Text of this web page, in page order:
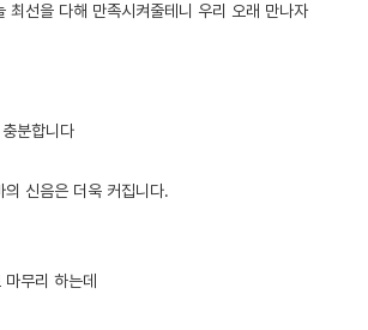
선을 다해 만족시켜줄테니 우리 오래 만나자
분합니다
신음은 더욱 커집니다.
무리 하는데